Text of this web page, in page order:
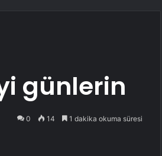
günlerin
0 14 1 dakika okuma süresi